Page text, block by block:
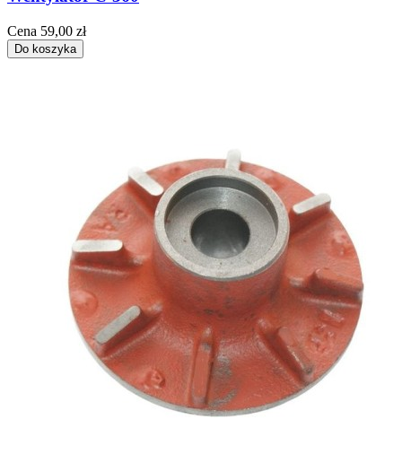
Cena 59,00 zł
Do koszyka